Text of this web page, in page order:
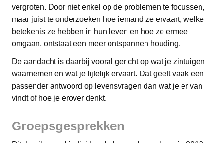
vergroten. Door niet enkel op de problemen te focussen,
maar juist te onderzoeken hoe iemand ze ervaart, welke
betekenis ze hebben in hun leven en hoe ze ermee
omgaan, ontstaat een meer ontspannen houding.
De aandacht is daarbij vooral gericht op wat je zintuigen
waarnemen en wat je lijfelijk ervaart. Dat geeft vaak een
passender antwoord op levensvragen dan wat je er van
vindt of hoe je erover denkt.
Groepsgesprekken